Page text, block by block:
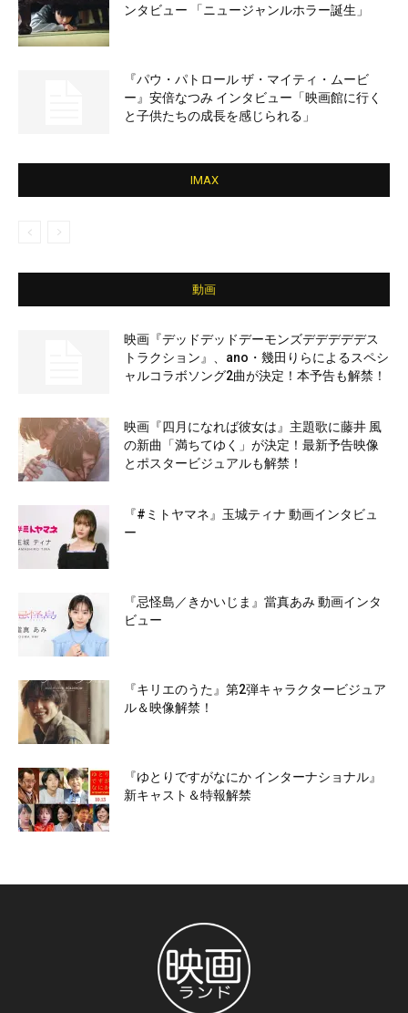
ンタビュー 「ニュージャンルホラー誕生」
『パウ・パトロール ザ・マイティ・ムービ
ー』安倍なつみ インタビュー「映画館に行く
と子供たちの成長を感じられる」
IMAX
動画
映画『デッドデッドデーモンズデデデデデス
トラクション』、ano・幾田りらによるスペシ
ャルコラボソング2曲が決定！本予告も解禁！
映画『四月になれば彼女は』主題歌に藤井 風
の新曲「満ちてゆく」が決定！最新予告映像
とポスタービジュアルも解禁！
『#ミトヤマネ』玉城ティナ 動画インタビュ
ー
『忌怪島／きかいじま』當真あみ 動画インタ
ビュー
『キリエのうた』第2弾キャラクタービジュア
ル＆映像解禁！
『ゆとりですがなにか インターナショナル』
新キャスト＆特報解禁